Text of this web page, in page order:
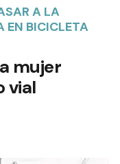
A LA
EN BICICLETA
mujer
vial